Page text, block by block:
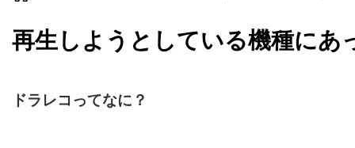
再生しようとしている機種にあ
ドラレコってなに？